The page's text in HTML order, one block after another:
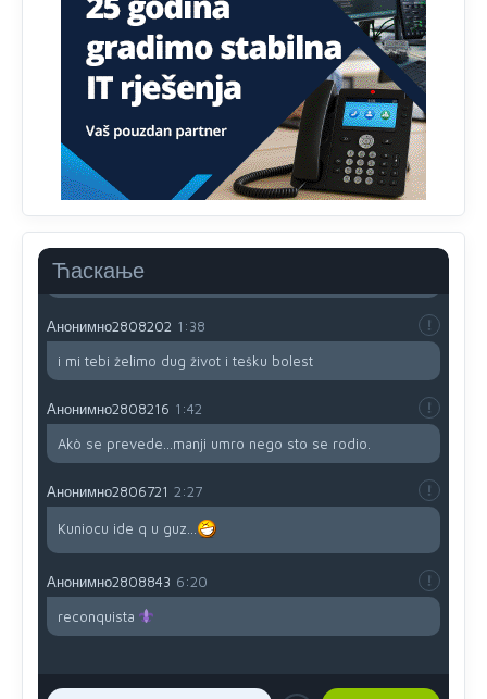
Ћаскање
prijateljstvo!!
Анонимно2806721 12:39
791 BiH nije priznala Kosovo kao nezavisnu državu jer
genocidna tvorevina pravi smetnju a recimo Srbija je
davnopriznala.Na svakom proizvodu iz Srbije stoji -
uvoznik za Kosovo
Анонимно2806721
12:45
da brani? A imamo vojsku Kosova kojoj želimo svako
dobro i da se što bolje opreme
Анонимно2808202 1:38
i mi tebi želimo dug život i tešku bolest
Анонимно2808216 1:42
Akò se prevede...manji umro nego sto se rodio.
Анонимно2806721 2:27
Kuniocu ide q u guz...
Анонимно2808843 6:20
reconquista